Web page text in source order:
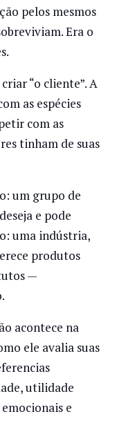
pelos mesmos
Era o
“o cliente”. A
as espécies
com as
tinham de suas
um grupo de
e pode
uma indústria,
produtos
—
acontece na
ele avalia suas
utilidade
e